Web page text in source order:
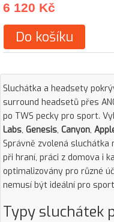
6 120 Kč
Do košíku
Sluchátka a headsety
surround headsetů přes
po TWS pecky pro sport.
Labs, Genesis, Canyon,
Správně zvolená
při hraní, práci z domova i
optimalizovány pro různé
nemusí být ideální pro
Typy sluchátek